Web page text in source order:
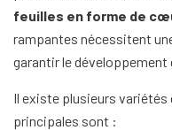
feuilles en forme de
rampantes nécessitent
garantir le développement
Il existe plusieurs variétés
principales sont :